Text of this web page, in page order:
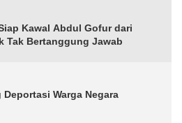
Kawal Abdul Gofur dari
Tak Bertanggung Jawab
Deportasi Warga Negara